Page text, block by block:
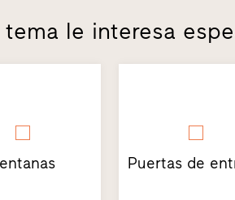
tema le interesa
Puertas de